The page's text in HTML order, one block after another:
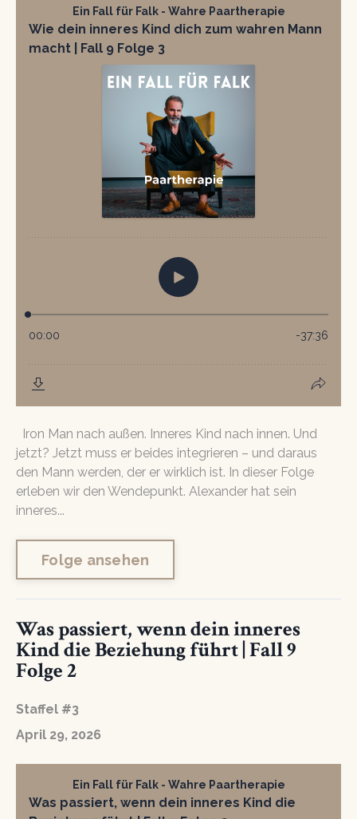
Iron Man nach außen. Inneres Kind nach innen. Und
jetzt? Jetzt muss er beides integrieren – und daraus
den Mann werden, der er wirklich ist. In dieser Folge
erleben wir den Wendepunkt. Alexander hat sein
inneres...
Folge ansehen
Was passiert, wenn dein inneres
Kind die Beziehung führt | Fall 9
Folge 2
Staffel #3
April 29, 2026